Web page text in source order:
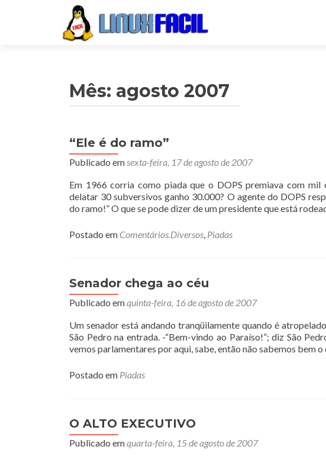
Mês: agosto 2007
“Ele é do ramo”
Publicado emsexta-feira, 17 de agosto de 2007
Em 1966 corria como piada que o DOPS premiava com mil
delatar 30 subversivos ganho 30.000? O agente do DOPS
do ramo!” O que se pode dizer de um presidente que está
Postado em Comentários.Diversos, Piadas
Senador chega ao céu
Publicado emquinta-feira, 16 de agosto de 2007
Um senador está andando tranqüilamente quando é
São Pedro na entrada. -“Bem-vindo ao Paraíso!”; diz São
vemos parlamentares por aqui, sabe, então não sabemos bem
Postado em Piadas
O ALTO EXECUTIVO
Publicado emquarta-feira, 15 de agosto de 2007
Navegação
por
posts